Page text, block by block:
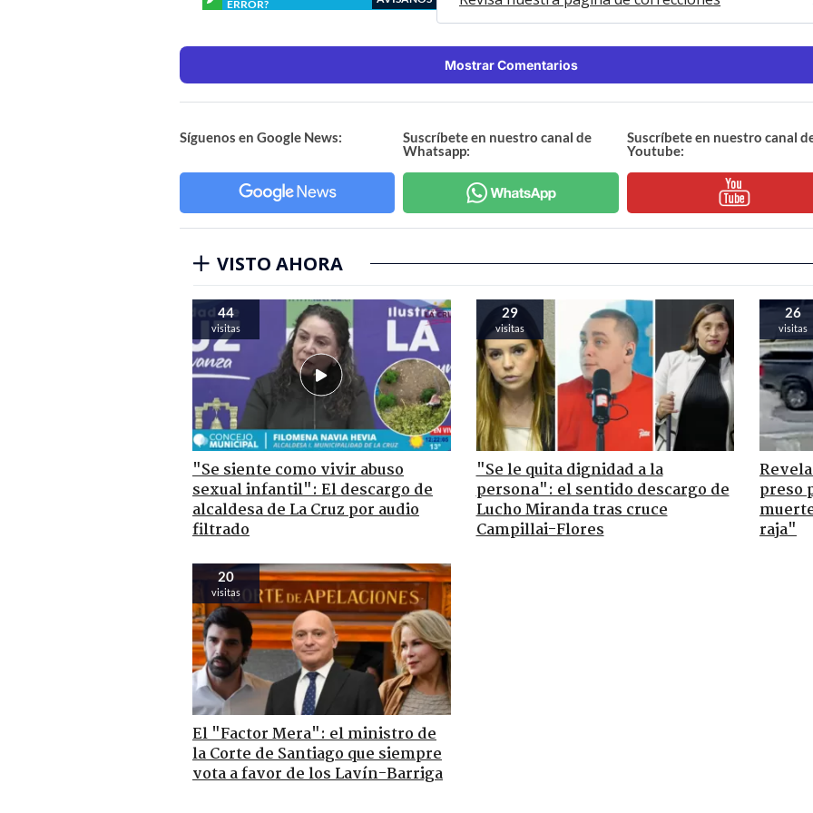
ERROR?
Mostrar Comentarios
Síguenos en Google News:
Suscríbete en nuestro canal de
Whatsapp:
Suscríbete en nuestro canal
Youtube:
VISTO AHORA
44
visitas
"Se siente como vivir abuso
sexual infantil": El descargo de
alcaldesa de La Cruz por audio
filtrado
29
visitas
"Se le quita dignidad a la
persona": el sentido descargo de
Lucho Miranda tras cruce
Campillai-Flores
26
visitas
preso
raja"
20
visitas
El "Factor Mera": el ministro de
la Corte de Santiago que siempre
vota a favor de los Lavín-Barriga